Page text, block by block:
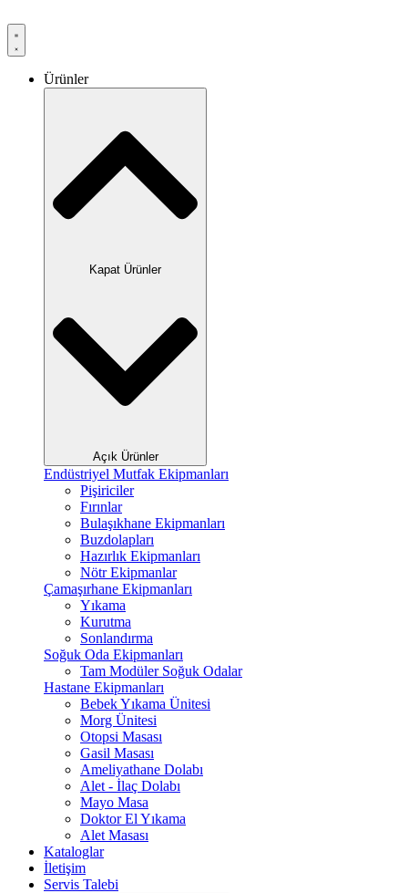
Ürünler
Kapat Ürünler
Açık Ürünler
Endüstriyel Mutfak Ekipmanları
Pişiriciler
Fırınlar
Bulaşıkhane Ekipmanları
Buzdolapları
Hazırlık Ekipmanları
Nötr Ekipmanlar
Çamaşırhane Ekipmanları
Yıkama
Kurutma
Sonlandırma
Soğuk Oda Ekipmanları
Tam Modüler Soğuk Odalar
Hastane Ekipmanları
Bebek Yıkama Ünitesi
Morg Ünitesi
Otopsi Masası
Gasil Masası
Ameliyathane Dolabı
Alet - İlaç Dolabı
Mayo Masa
Doktor El Yıkama
Alet Masası
Kataloglar
İletişim
Servis Talebi